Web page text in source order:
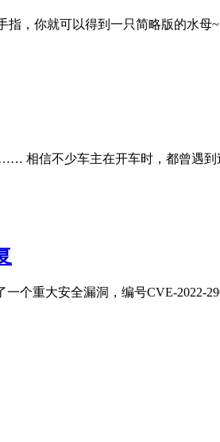
，你就可以得到一只简略版的水
相信不少车主在开车时，都曾遇
个重大安全漏洞，编号CVE-2022-